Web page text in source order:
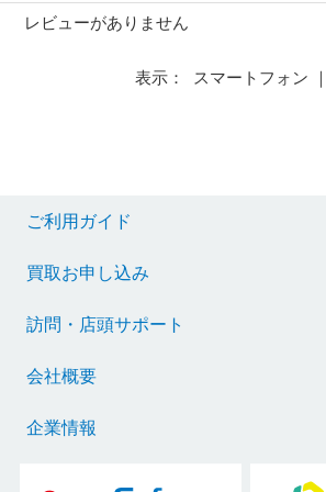
レビューがありません
表示： スマートフォン ｜
ご利用ガイド
買取お申し込み
訪問・店頭サポート
会社概要
企業情報